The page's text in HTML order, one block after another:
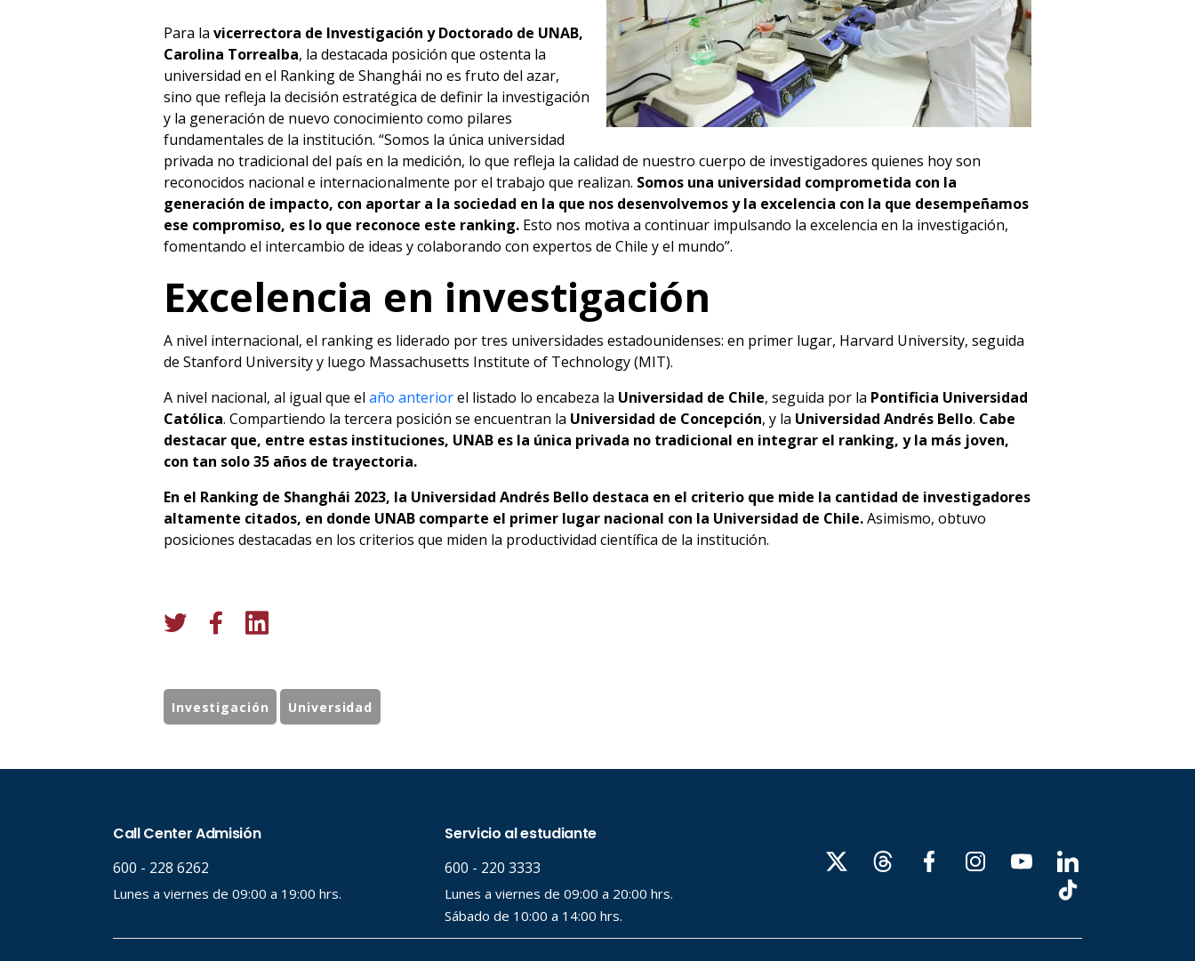
Para la vicerrectora de Investigación y Doctorado de UNAB,
Carolina Torrealba, la destacada posición que ostenta la
universidad en el Ranking de Shanghái no es fruto del azar,
sino que refleja la decisión estratégica de definir la investigación
y la generación de nuevo conocimiento como pilares
fundamentales de la institución. “Somos la única universidad
privada no tradicional del país en la medición, lo que refleja la calidad de nuestro cuerpo de investigadores quienes hoy son
reconocidos nacional e internacionalmente por el trabajo que realizan. Somos una universidad comprometida con la
generación de impacto, con aportar a la sociedad en la que nos desenvolvemos y la excelencia con la que desempeñamos
ese compromiso, es lo que reconoce este ranking. Esto nos motiva a continuar impulsando la excelencia en la investigación,
fomentando el intercambio de ideas y colaborando con expertos de Chile y el mundo”.
Excelencia en investigación
A nivel internacional, el ranking es liderado por tres universidades estadounidenses: en primer lugar, Harvard University, seguida
de Stanford University y luego Massachusetts Institute of Technology (MIT).
A nivel nacional, al igual que el año anteriorel listado lo encabeza la Universidad de Chile, seguida por la Pontificia Universidad
Católica. Compartiendo la tercera posición se encuentran la Universidad de Concepción, y la Universidad Andrés Bello. Cabe
destacar que, entre estas instituciones, UNAB es la única privada no tradicional en integrar el ranking, y la más joven,
con tan solo 35 años de trayectoria.
En el Ranking de Shanghái 2023, la Universidad Andrés Bello destaca en el criterio que mide la cantidad de investigadores
altamente citados, en donde UNAB comparte el primer lugar nacional con la Universidad de Chile.Asimismo, obtuvo
posiciones destacadas en los criterios que miden la productividad científica de la institución.
Investigación Universidad